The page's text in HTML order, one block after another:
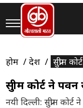
होम देश सुप्रीम
सुप्रीम कोर्ट ने
नयी दिल्ली: सुप्रीम